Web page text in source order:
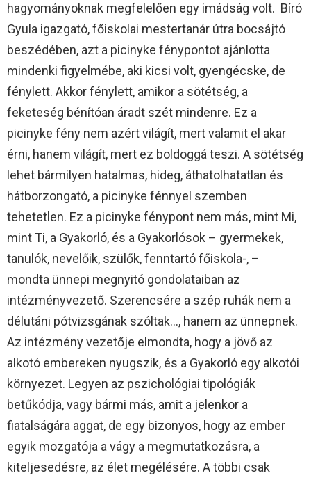
hagyományoknak megfelelően egy imádság volt. Bíró
Gyula igazgató, főiskolai mestertanár útra bocsájtó
beszédében, azt a picinyke fénypontot ajánlotta
mindenki figyelmébe, aki kicsi volt, gyengécske, de
fénylett. Akkor fénylett, amikor a sötétség, a
feketeség bénítóan áradt szét mindenre. Ez a
picinyke fény nem azért világít, mert valamit el akar
érni, hanem világít, mert ez boldoggá teszi. A sötétség
lehet bármilyen hatalmas, hideg, áthatolhatatlan és
hátborzongató, a picinyke fénnyel szemben
tehetetlen. Ez a picinyke fénypont nem más, mint Mi,
mint Ti, a Gyakorló, és a Gyakorlósok – gyermekek,
tanulók, nevelőik, szülők, fenntartó főiskola-, –
mondta ünnepi megnyitó gondolataiban az
intézményvezető. Szerencsére a szép ruhák nem a
délutáni pótvizsgának szóltak…, hanem az ünnepnek.
Az intézmény vezetője elmondta, hogy a jövő az
alkotó embereken nyugszik, és a Gyakorló egy alkotói
környezet. Legyen az pszichológiai tipológiák
betűkódja, vagy bármi más, amit a jelenkor a
fiatalságára aggat, de egy bizonyos, hogy az ember
egyik mozgatója a vágy a megmutatkozásra, a
kiteljesedésre, az élet megélésére. A többi csak